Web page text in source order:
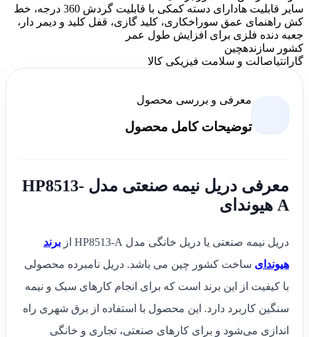
سایر قابلیت ها
دارای دسته کمکی با قابلیت گردش 360 درجه، خط
کش راهنمای عمق سوراخکاری، کلید گازی، قفل کلید و دیمر دار،
جعبه دنده فلزی برای افزایش طول عمر
کشور سازندهچین
گارانتیاصالت و سلامت فیزیکی کالا
معرفی و بررسی محصول
توضیحات کامل محصول
معرفی دریل نیمه صنعتی مدل HP8513-
A هیوندای
دریل نیمه صنعتی یا دریل خانگی مدل HP8513-A از
برند
هیوندای ساخت کشور چین می باشد. دریل نامبرده محصولی
با کیفیت از این برند است که برای انجام کارهای سبک و نیمه
سنگین کاربرد دارد. این محصول با استفاده از برق شهری راه
اندازی می‌شود و برای کارهای صنعتی، تجاری و خانگی